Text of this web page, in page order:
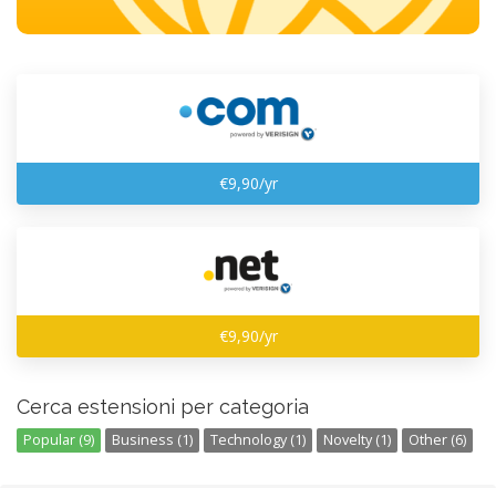
€9,90/yr
€9,90/yr
Cerca estensioni per categoria
Popular (9) Business (1) Technology (1) Novelty (1) Other (6)